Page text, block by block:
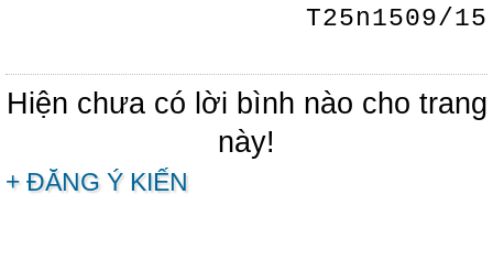
T25n1509/15
Hiện chưa có lời bình nào cho trang
này!
+ ĐĂNG Ý KIẾN